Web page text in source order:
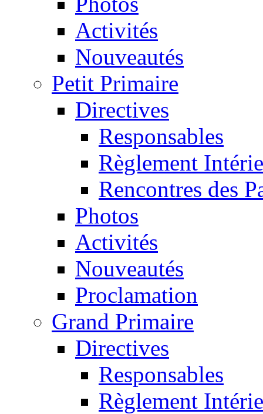
Activités
Nouveautés
Petit Primaire
Directives
Responsables
Règlement
Rencontres des
Photos
Activités
Nouveautés
Proclamation
Grand Primaire
Directives
Responsables
Règlement